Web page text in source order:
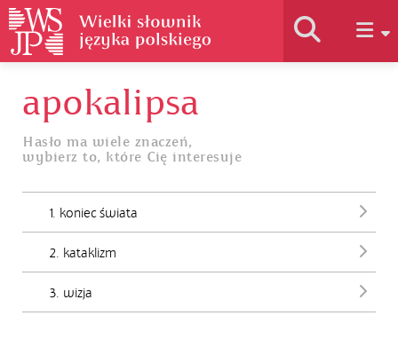
Historia słownika
Jak korzystać
Podstawy naukowe
apokalipsa
Hasło ma wiele znaczeń,
wybierz to, które Cię interesuje
1. koniec świata
2. kataklizm
3. wizja